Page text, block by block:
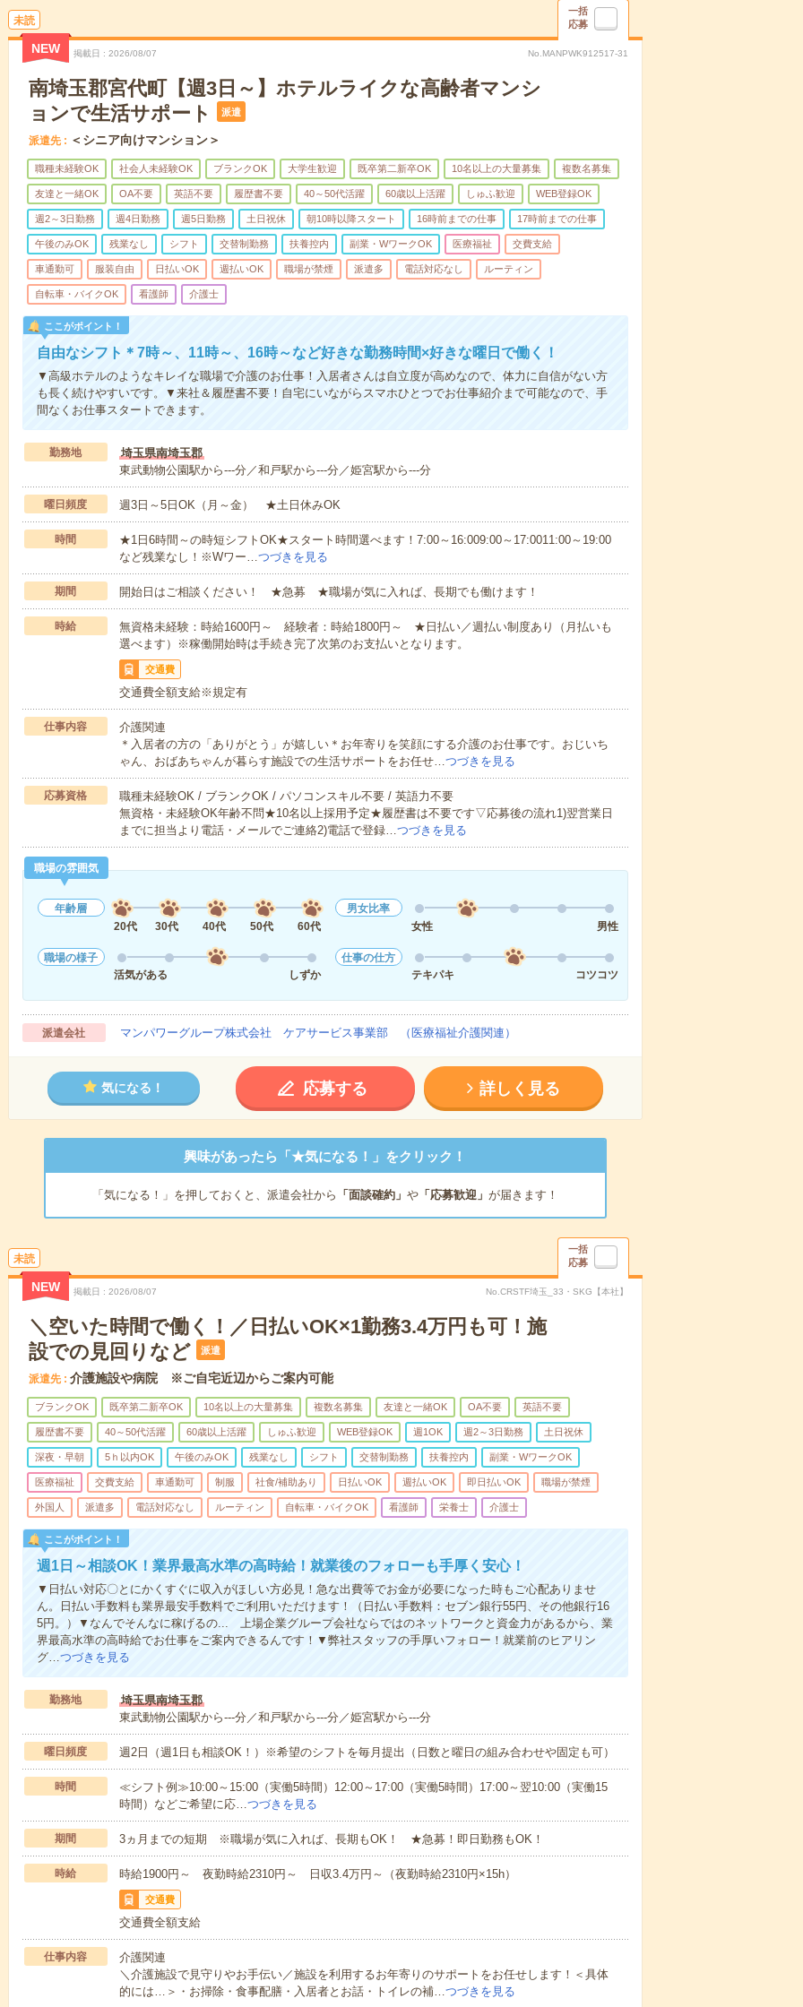
未読
一括
応募
NEW 掲載日 2026/08/07 No.MANPWK912517-31
南埼玉郡宮代町【週3日～】ホテルライクな高齢者マンシ
ョンで生活サポート
派遣
派遣先 ＜シニア向けマンション＞
職種未経験OK 社会人未経験OK ブランクOK 大学生歓迎 既卒第二新卒OK 10名以上の大量募集 複数名募集
友達と一緒OK OA不要 英語不要 履歴書不要 40～50代活躍 60歳以上活躍 しゅふ歓迎 WEB登録OK
週2～3日勤務 週4日勤務 週5日勤務 土日祝休 朝10時以降スタート 16時前までの仕事 17時前までの仕事
午後のみOK 残業なし シフト 交替制勤務 扶養控内 副業・WワークOK 医療福祉 交費支給
車通勤可 服装自由 日払いOK 週払いOK 職場が禁煙 派遣多 電話対応なし ルーティン
自転車・バイクOK 看護師 介護士
ここがポイント！
自由なシフト＊7時～、11時～、16時～など好きな勤務時間×好きな曜日で働く！
▼高級ホテルのようなキレイな職場で介護のお仕事！入居者さんは自立度が高めなので、体力に自信がない方
も長く続けやすいです。▼来社＆履歴書不要！自宅にいながらスマホひとつでお仕事紹介まで可能なので、手
間なくお仕事スタートできます。
勤務地
埼玉県南埼玉郡
東武動物公園駅から---分／和戸駅から---分／姫宮駅から---分
曜日頻度 週3日～5日OK（月～金） ★土日休みOK
時間
★1日6時間～の時短シフトOK★スタート時間選べます！7:00～16:009:00～17:0011:00～19:00
など残業なし！※Wワー…つづきを見る
期間 開始日はご相談ください！ ★急募 ★職場が気に入れば、長期でも働けます！
時給
無資格未経験：時給1600円～ 経験者：時給1800円～ ★日払い／週払い制度あり（月払いも
選べます）※稼働開始時は手続き完了次第のお支払いとなります。
交通費
交通費全額支給※規定有
仕事内容
介護関連
＊入居者の方の「ありがとう」が嬉しい＊お年寄りを笑顔にする介護のお仕事です。おじいち
ゃん、おばあちゃんが暮らす施設での生活サポートをお任せ…つづきを見る
応募資格
職種未経験OK / ブランクOK / パソコンスキル不要 / 英語力不要
無資格・未経験OK年齢不問★10名以上採用予定★履歴書は不要です▽応募後の流れ1)翌営業日
までに担当より電話・メールでご連絡2)電話で登録…つづきを見る
職場の雰囲気
年齢層
20代
30代 40代 50代 60代
男女比率
女性
男性
職場の様子
活気がある
しずか
仕事の仕方
テキパキ
コツコツ
派遣会社 マンパワーグループ株式会社 ケアサービス事業部 （医療福祉介護関連）
気になる！ 応募する 詳しく見る
興味があったら「★気になる！」をクリック！
「気になる！」を押しておくと、派遣会社から 「面談確約」 や「応募歓迎」 が届きます！
未読
一括
応募
NEW 掲載日 2026/08/07 No.CRSTF埼玉_33・SKG【本社】
＼空いた時間で働く！／日払いOK×1勤務3.4万円も可！施
設での見回りなど
派遣
派遣先 介護施設や病院 ※ご自宅近辺からご案内可能
ブランクOK 既卒第二新卒OK 10名以上の大量募集 複数名募集 友達と一緒OK OA不要 英語不要
履歴書不要 40～50代活躍 60歳以上活躍 しゅふ歓迎 WEB登録OK 週1OK 週2～3日勤務 土日祝休
深夜・早朝 5ｈ以内OK 午後のみOK 残業なし シフト 交替制勤務 扶養控内 副業・WワークOK
医療福祉 交費支給 車通勤可 制服 社食/補助あり 日払いOK 週払いOK 即日払いOK 職場が禁煙
外国人 派遣多 電話対応なし ルーティン 自転車・バイクOK 看護師 栄養士 介護士
ここがポイント！
週1日～相談OK！業界最高水準の高時給！就業後のフォローも手厚く安心！
▼日払い対応〇とにかくすぐに収入がほしい方必見！急な出費等でお金が必要になった時もご心配ありませ
ん。日払い手数料も業界最安手数料でご利用いただけます！（日払い手数料：セブン銀行55円、その他銀行16
5円。）▼なんでそんなに稼げるの... 上場企業グループ会社ならではのネットワークと資金力があるから、業
界最高水準の高時給でお仕事をご案内できるんです！▼弊社スタッフの手厚いフォロー！就業前のヒアリン
グ…つづきを見る
勤務地
埼玉県南埼玉郡
東武動物公園駅から---分／和戸駅から---分／姫宮駅から---分
曜日頻度 週2日（週1日も相談OK！）※希望のシフトを毎月提出（日数と曜日の組み合わせや固定も可）
時間
≪シフト例≫10:00～15:00（実働5時間）12:00～17:00（実働5時間）17:00～翌10:00（実働15
時間）などご希望に応…つづきを見る
期間 3ヵ月までの短期 ※職場が気に入れば、長期もOK！ ★急募！即日勤務もOK！
時給 時給1900円～ 夜勤時給2310円～ 日収3.4万円～（夜勤時給2310円×15h）
交通費
交通費全額支給
仕事内容
介護関連
＼介護施設で見守りやお手伝い／施設を利用するお年寄りのサポートをお任せします！＜具体
的には…＞・お掃除・食事配膳・入居者とお話・トイレの補…つづきを見る